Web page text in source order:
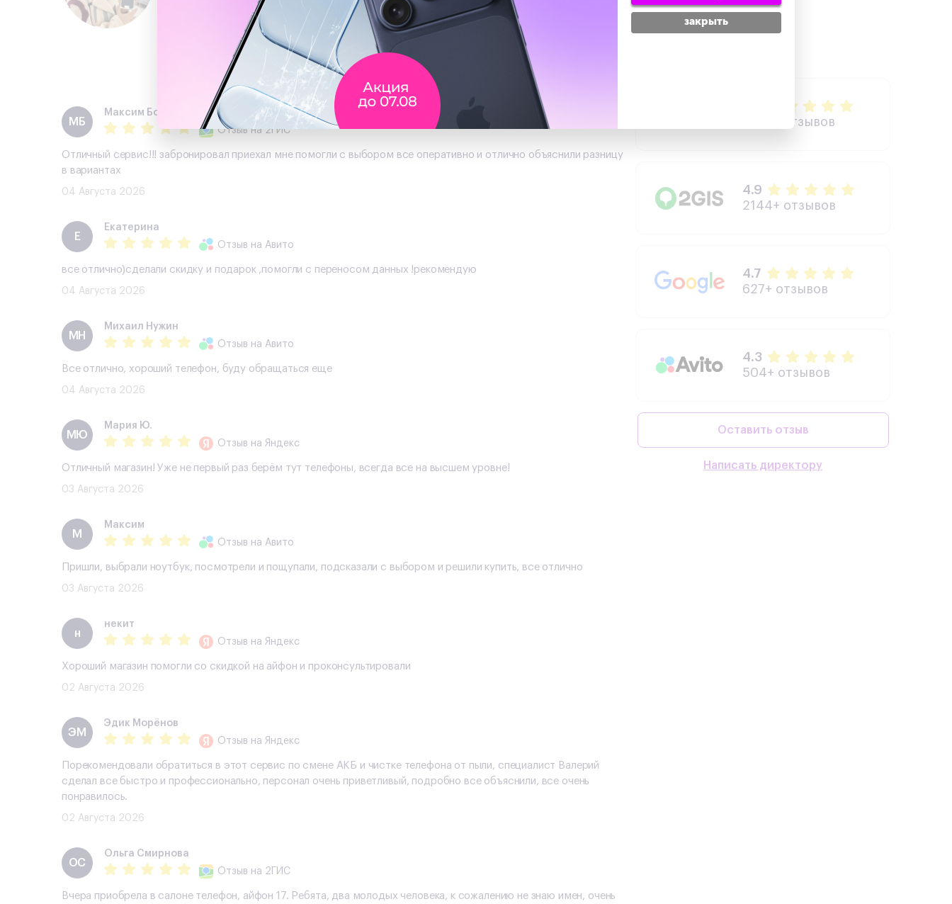
3210+ отзывов
4.9
2144+ отзывов
4.7
627+ отзывов
4.3
504+ отзывов
Оставить отзыв
Написать директору
МБ
Максим Богинич
Отзыв на 2ГИС
Отличный сервис!!! забронировал приехал мне помогли с выбором все оперативно и отлично объяснили разницу
в вариантах
04 Августа 2026
Е
Екатерина
Отзыв на Авито
все отлично)сделали скидку и подарок ,помогли с переносом данных !рекомендую
04 Августа 2026
МН
Михаил Нужин
Отзыв на Авито
Все отлично, хороший телефон, буду обращаться еще
04 Августа 2026
МЮ
Мария Ю.
Отзыв на Яндекс
Отличный магазин! Уже не первый раз берём тут телефоны, всегда все на высшем уровне!
03 Августа 2026
М
Максим
Отзыв на Авито
Пришли, выбрали ноутбук, посмотрели и пощупали, подсказали с выбором и решили купить, все отлично
03 Августа 2026
н
некит
Отзыв на Яндекс
Хороший магазин помогли со скидкой на айфон и проконсультировали
02 Августа 2026
ЭМ
Эдик Морёнов
Отзыв на Яндекс
Порекомендовали обратиться в этот сервис по смене АКБ и чистке телефона от пыли, специалист Валерий
сделал все быстро и профессионально, персонал очень приветливый, подробно все объяснили, все очень
понравилось.
02 Августа 2026
ОС
Ольга Смирнова
Отзыв на 2ГИС
Вчера приобрела в салоне телефон, айфон 17. Ребята, два молодых человека, к сожалению не знаю имен, очень
закрыть